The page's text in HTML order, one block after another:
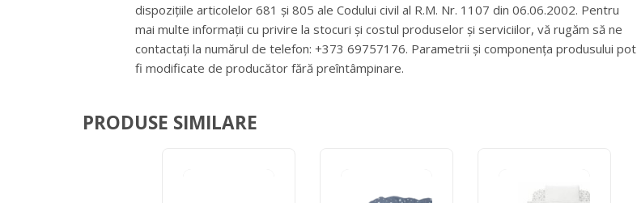
dispozițiile articolelor 681 și 805 ale Codului civil al R.M. Nr. 1107 din 06.06.2002. Pentru
mai multe informații cu privire la stocuri și costul produselor și serviciilor, vă rugăm să ne
contactați la numărul de telefon: +373 69757176. Parametrii și componența produsului pot
fi modificate de producător fără preîntâmpinare.
PRODUSE SIMILARE